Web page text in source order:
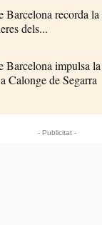
Barcelona recorda
dels...
Barcelona impulsa
Calonge de Segarra
- Publicitat -